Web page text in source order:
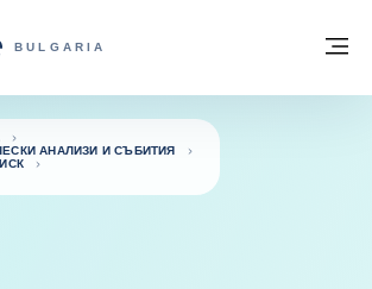
COFACE FOR TRADE - GROUP WEBSITE
BULGARIA
страница
АНАЛИЗИ И СЪБИТИЯ